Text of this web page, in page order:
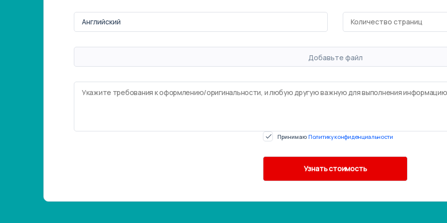
Добавьте файл
Принимаю Политику конфиденциальности